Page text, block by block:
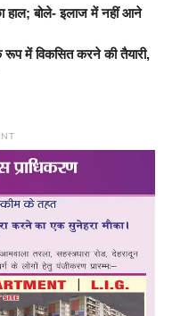
हाल; बोले- इलाज में नहीं आने
रूप में विकसित करने की तैयारी,